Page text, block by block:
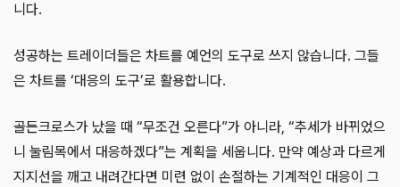
니다.
성공하는 트레이더들은 차트를 예언의 도구로 쓰지 않습니다. 그들
은 차트를 ‘대응의 도구’로 활용합니다.
골든크로스가 났을 때 “무조건 오른다”가 아니라, “추세가 바뀌었으
니 눌림목에서 대응하겠다”는 계획을 세웁니다. 만약 예상과 다르게
지지선을 깨고 내려간다면 미련 없이 손절하는 기계적인 대응이 그